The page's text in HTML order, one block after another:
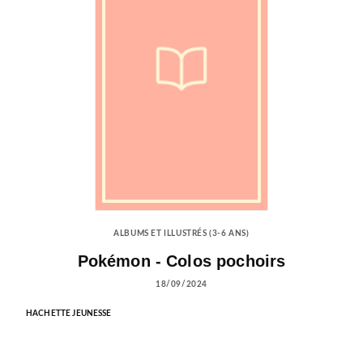
ALBUMS ET ILLUSTRÉS (3-6 ANS)
Pokémon - Colos pochoirs
18/09/2024
HACHETTE JEUNESSE